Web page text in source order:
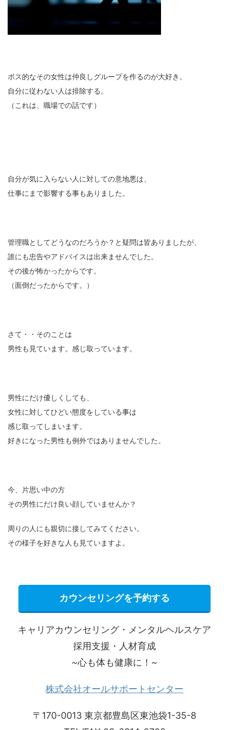
ボス的なその女性は仲良しグループを作るのが大好き。
自分に従わない人は排除する。
（これは、職場での話です）
自分が気に入らない人に対しての意地悪は、
仕事にまで影響する事もありました。
管理職としてどうなのだろうか？と疑問は皆ありましたが、
誰にも忠告やアドバイスは出来ませんでした。
その後が怖かったからです。
（面倒だったからです。）
さて・・そのことは
男性も見ています。感じ取っています。
男性にだけ優しくしても、
女性に対してひどい態度をしている事は
感じ取ってしまいます。
好きになった男性も例外ではありませんでした。
今、片思い中の方
その男性にだけ良い顔していませんか？
周りの人にも親切に接してみてください。
その様子を好きな人も見ていますよ。
カウンセリングを予約する
キャリアカウンセリング・メンタルヘルスケア
採用支援・人材育成
~心も体も健康に！~
株式会社オールサポートセンター
〒170-0013 東京都豊島区東池袋1-35-8